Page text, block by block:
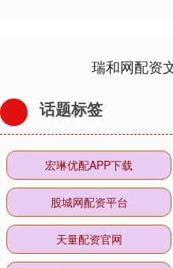
瑞和网配资
话题标签
宏琳优配APP下载
股城网配资平台
天量配资官网